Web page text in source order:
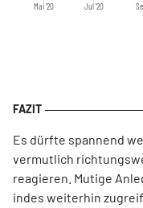
Mai '20 Jul '20
Es dürfte spannend
vermutlich
reagieren. Mutige
indes weiterhin